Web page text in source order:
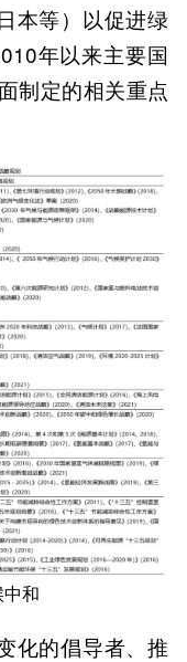
本等）以促进绿
年以来主要国
制定的相关重点
和
化的倡导者、推